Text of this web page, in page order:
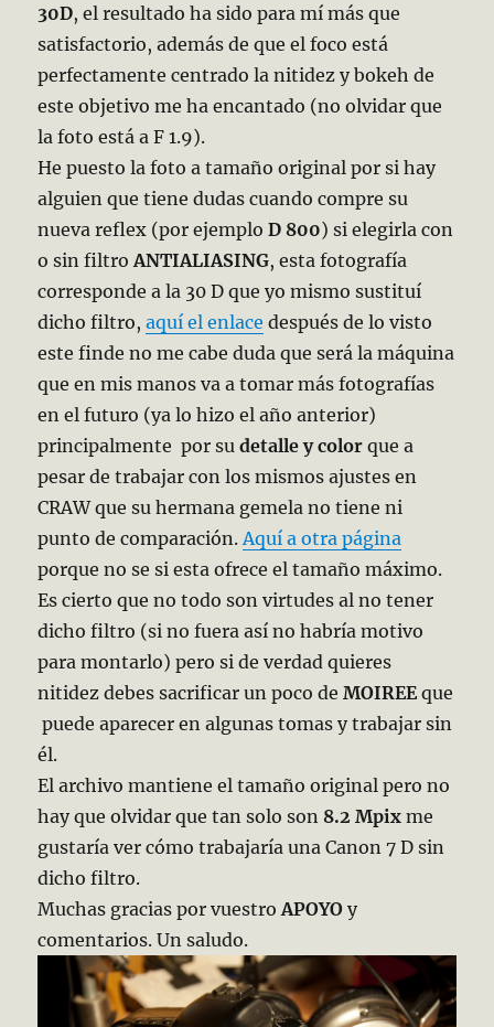
30D, el resultado ha sido para mí más que
satisfactorio, además de que el foco está
perfectamente centrado la nitidez y bokeh de
este objetivo me ha encantado (no olvidar que
la foto está a F 1.9).
He puesto la foto a tamaño original por si hay
alguien que tiene dudas cuando compre su
nueva reflex (por ejemploD 800) si elegirla con
o sin filtroANTIALIASING, esta fotografía
corresponde a la 30 D que yo mismo sustituí
dicho filtro,aquí el enlace después de lo visto
este finde no me cabe duda que será la máquina
que en mis manos va a tomar más fotografías
en el futuro (ya lo hizo el año anterior)
principalmente por sudetalle y color que a
pesar de trabajar con los mismos ajustes en
CRAW que su hermana gemela no tiene ni
punto de comparación. Aquí a otra página
porque no se si esta ofrece el tamaño máximo.
Es cierto que no todo son virtudes al no tener
dicho filtro (si no fuera así no habría motivo
para montarlo) pero si de verdad quieres
nitidez debes sacrificar un poco deMOIREEque
puede aparecer en algunas tomas y trabajar sin
él.
El archivo mantiene el tamaño original pero no
hay que olvidar que tan solo son 8.2 Mpixme
gustaría ver cómo trabajaría una Canon 7 D sin
dicho filtro.
Muchas gracias por vuestroAPOYO y
comentarios. Un saludo.